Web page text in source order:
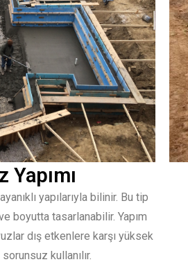
yapılarıyla bilinir. Bu tip
boyutta tasarlanabilir. Yapım
dış etkenlere karşı yüksek
kullanılır.